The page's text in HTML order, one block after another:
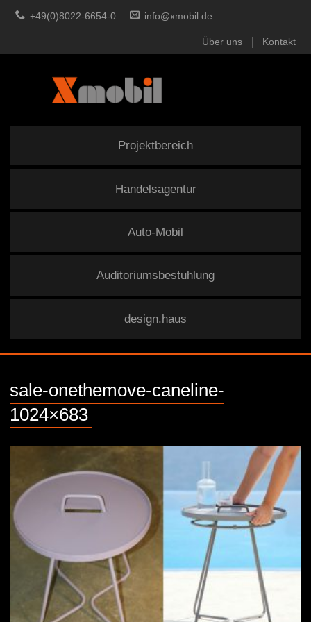
+49(0)8022-6654-0 info@xmobil.de
Über uns Kontakt
Projektbereich
Handelsagentur
Auto-Mobil
Auditoriumsbestuhlung
design.haus
sale-onethemove-caneline-
1024×683